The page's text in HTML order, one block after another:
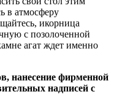
в атмосферу
икорница
с позолоченной
агат ждет именно
нанесение фирменной
надписей с